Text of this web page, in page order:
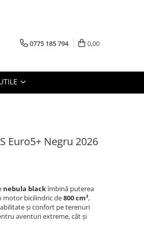
0775 185 794 0,00
Euro5+ Negru 2026
nebula blackîmbină puterea
motor bicilindric de800 cm³,
și confort pe terenuri
aventuri extreme, cât și